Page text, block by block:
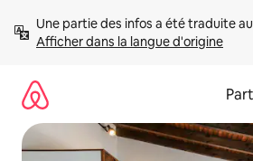
directement
Afficher dans la langue d'origine